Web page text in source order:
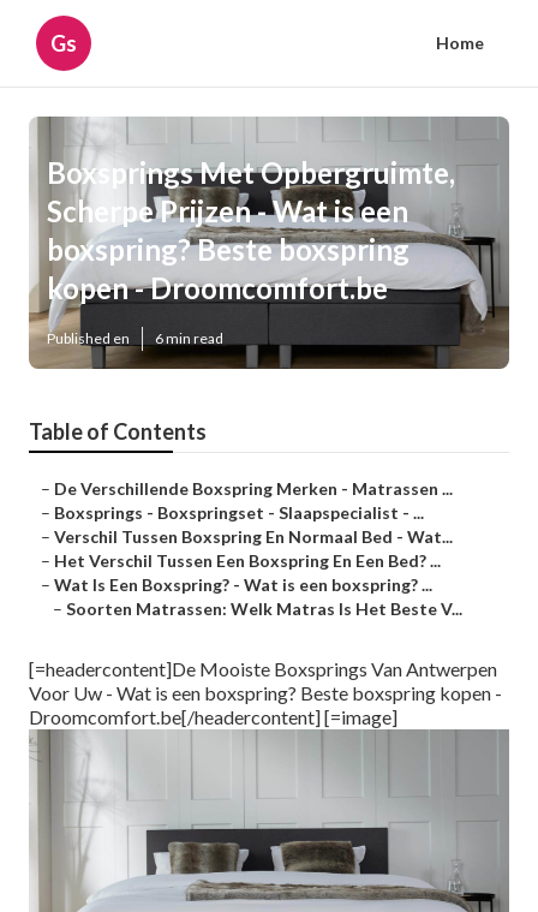
Gs Home
Boxsprings Met Opbergruimte,
Scherpe Prijzen - Wat is een
boxspring? Beste boxspring
kopen - Droomcomfort.be
Published en 6 min read
Table of Contents
– De Verschillende Boxspring Merken - Matrassen ...
– Boxsprings - Boxspringset - Slaapspecialist - ...
– Verschil Tussen Boxspring En Normaal Bed - Wat...
– Het Verschil Tussen Een Boxspring En Een Bed? ...
– Wat Is Een Boxspring? - Wat is een boxspring? ...
– Soorten Matrassen: Welk Matras Is Het Beste V...
[=headercontent]De Mooiste Boxsprings Van Antwerpen
Voor Uw - Wat is een boxspring? Beste boxspring kopen -
Droomcomfort.be[/headercontent] [=image]